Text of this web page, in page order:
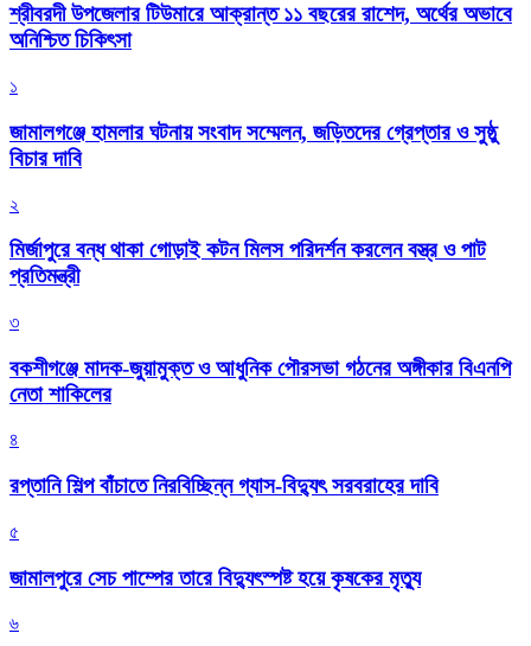
শ্রীবরদী উপজেলার টিউমারে আক্রান্ত ১১ বছরের রাশেদ, অর্থের অভাবে
অনিশ্চিত চিকিৎসা
১
জামালগঞ্জে হামলার ঘটনায় সংবাদ সম্মেলন, জড়িতদের গ্রেপ্তার ও সুষ্ঠু
বিচার দাবি
২
মির্জাপুরে বন্ধ থাকা গোড়াই কটন মিলস পরিদর্শন করলেন বস্ত্র ও পাট
প্রতিমন্ত্রী
৩
বকশীগঞ্জে মাদক-জুয়ামুক্ত ও আধুনিক পৌরসভা গঠনের অঙ্গীকার বিএনপি
নেতা শাকিলের
৪
রপ্তানি শিল্প বাঁচাতে নিরবিচ্ছিন্ন গ্যাস-বিদ্যুৎ সরবরাহের দাবি
৫
জামালপুরে সেচ পাম্পের তারে বিদ্যুৎস্পষ্ট হয়ে কৃষকের মৃত্যু
৬